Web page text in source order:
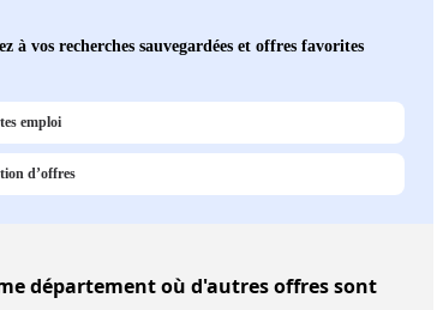
à vos recherches sauvegardées et offres favorites
emploi
d’offres
département où d'autres offres sont